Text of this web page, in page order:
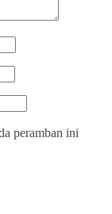
peramban ini